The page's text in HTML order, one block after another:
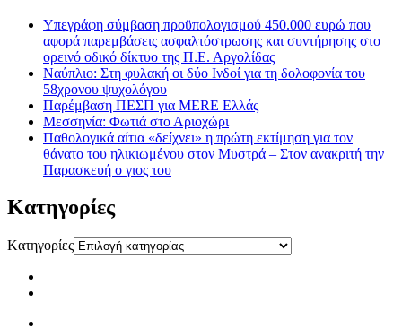
Υπεγράφη σύμβαση προϋπολογισμού 450.000 ευρώ που
αφορά παρεμβάσεις ασφαλτόστρωσης και συντήρησης στο
ορεινό οδικό δίκτυο της Π.Ε. Αργολίδας
Ναύπλιο: Στη φυλακή οι δύο Ινδοί για τη δολοφονία του
58χρονου ψυχολόγου
Παρέμβαση ΠΕΣΠ για MERE Ελλάς
Μεσσηνία: Φωτιά στο Αριοχώρι
Παθολογικά αίτια «δείχνει» η πρώτη εκτίμηση για τον
θάνατο του ηλικιωμένου στον Μυστρά – Στον ανακριτή την
Παρασκευή ο γιος του
Kατηγορίες
Kατηγορίες